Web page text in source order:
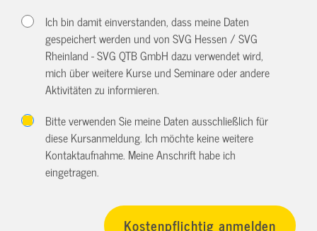
Ich bin damit einverstanden, dass meine Daten
gespeichert werden und von SVG Hessen / SVG
Rheinland - SVG QTB GmbH dazu verwendet wird,
mich über weitere Kurse und Seminare oder andere
Aktivitäten zu informieren.
Bitte verwenden Sie meine Daten ausschließlich für
diese Kursanmeldung. Ich möchte keine weitere
Kontaktaufnahme. Meine Anschrift habe ich
eingetragen.